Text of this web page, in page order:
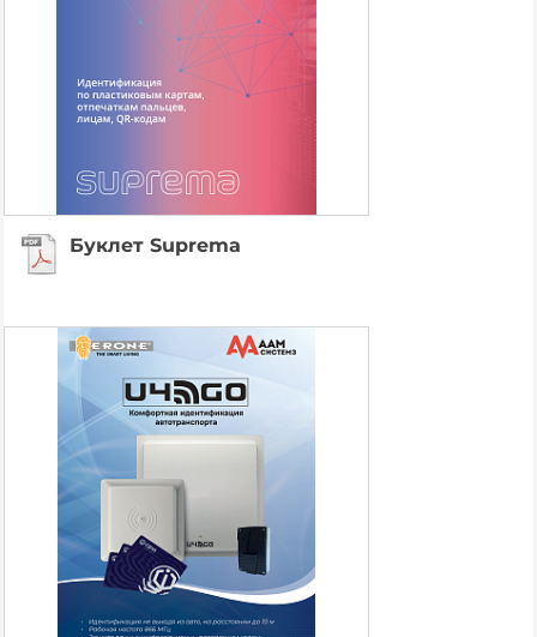
Буклет Suprema